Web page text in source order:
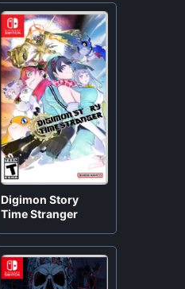
Digimon Story
Time Stranger